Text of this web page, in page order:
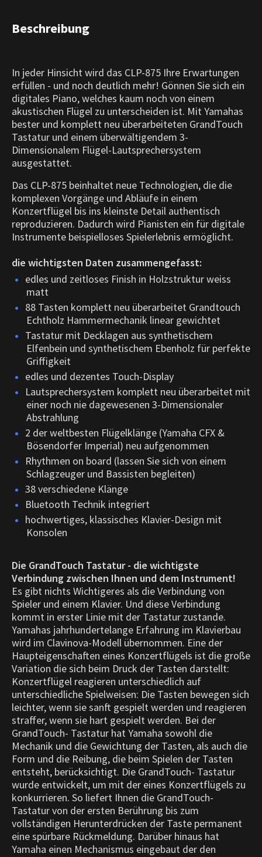
Beschreibung
In jeder Hinsicht wird das CLP-875 Ihre Erwartungen
erfüllen - und noch deutlich mehr! Gönnen Sie sich ein
digitales Piano, welches kaum noch von einem
akustischen Flügel zu unterscheiden ist. Mit Yamahas
bester und komplett neu überarbeiteten GrandTouch
Tastatur und einem überwältigendem 3-
Dimensionalem Flügel-Lautsprechersystem
ausgestattet.
Das CLP-875 beinhaltet neue Technologien, die die
komplexen Vorgänge und Abläufe in einem
Konzertflügel bis ins kleinste Detail authentisch
reproduzieren. Dadurch wird Pianisten ein für digitale
Instrumente beispielloses Spielerlebnis ermöglicht.
die wichtigsten Daten zusammengefasst:
edles und zeitloses Finish in Holzstruktur weiss
matt
88 Tasten komplett neu überarbeitet Grandtouch
Echtholz Hammermechanik linear gewichtet
Tastatur mit Decklagen aus synthetischem
Elfenbein und synthetischem Ebenholz für perfekte
Griffigkeit
edles und dezentes Touch-Display
Lautsprechersystem komplett neu überarbeitet mit
einer noch nie dagewesenen 3-Dimensionaler
Abstrahlung
2 der weltbesten Flügelklänge (Yamaha CFX &
Bösendorfer Imperial) neu aufgenommen
Rhythmen on board (lassen Sie sich von einem
Schlagzeuger und Bassisten begleiten)
38 verschiedene Klänge
Bluetooth Technik integriert
hochwertiges, klassisches Klavier-Design mit
Konsolen
Die GrandTouch Tastatur - die wichtigste
Verbindung zwischen Ihnen und dem Instrument!
Es gibt nichts Wichtigeres als die Verbindung von
Spieler und einem Klavier. Und diese Verbindung
kommt in erster Linie mit der Tastatur zustande.
Yamahas jahrhundertelange Erfahrung im Klavierbau
wird im Clavinova-Modell übernommen. Eine der
Haupteigenschaften eines Konzertflügels ist die große
Variation die sich beim Druck der Tasten darstellt:
Konzertflügel reagieren unterschiedlich auf
unterschiedliche Spielweisen: Die Tasten bewegen sich
leichter, wenn sie sanft gespielt werden und reagieren
straffer, wenn sie hart gespielt werden. Bei der
GrandTouch- Tastatur hat Yamaha sowohl die
Mechanik und die Gewichtung der Tasten, als auch die
Form und die Reibung, die beim Spielen der Tasten
entsteht, berücksichtigt. Die GrandTouch- Tastatur
wurde entwickelt, um mit der eines Konzertflügels zu
konkurrieren. So liefert Ihnen die GrandTouch-
Tastatur von der ersten Berührung bis zum
vollständigen Herunterdrücken der Taste permanent
eine spürbare Rückmeldung. Darüber hinaus hat
Yamaha einen Mechanismus eingebaut der den